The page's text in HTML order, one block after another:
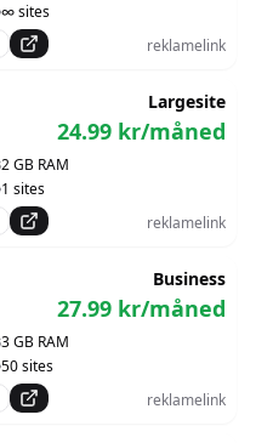
∞sites
reklamelink
Largesite
24.99 kr/måned
2GB RAM
1 sites
reklamelink
Business
27.99 kr/måned
3GB RAM
50sites
reklamelink